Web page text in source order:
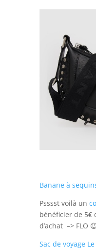
Banane à
Psssst voilà un
bénéficier de 5€
d’achat –> FLO
Sac de voyage